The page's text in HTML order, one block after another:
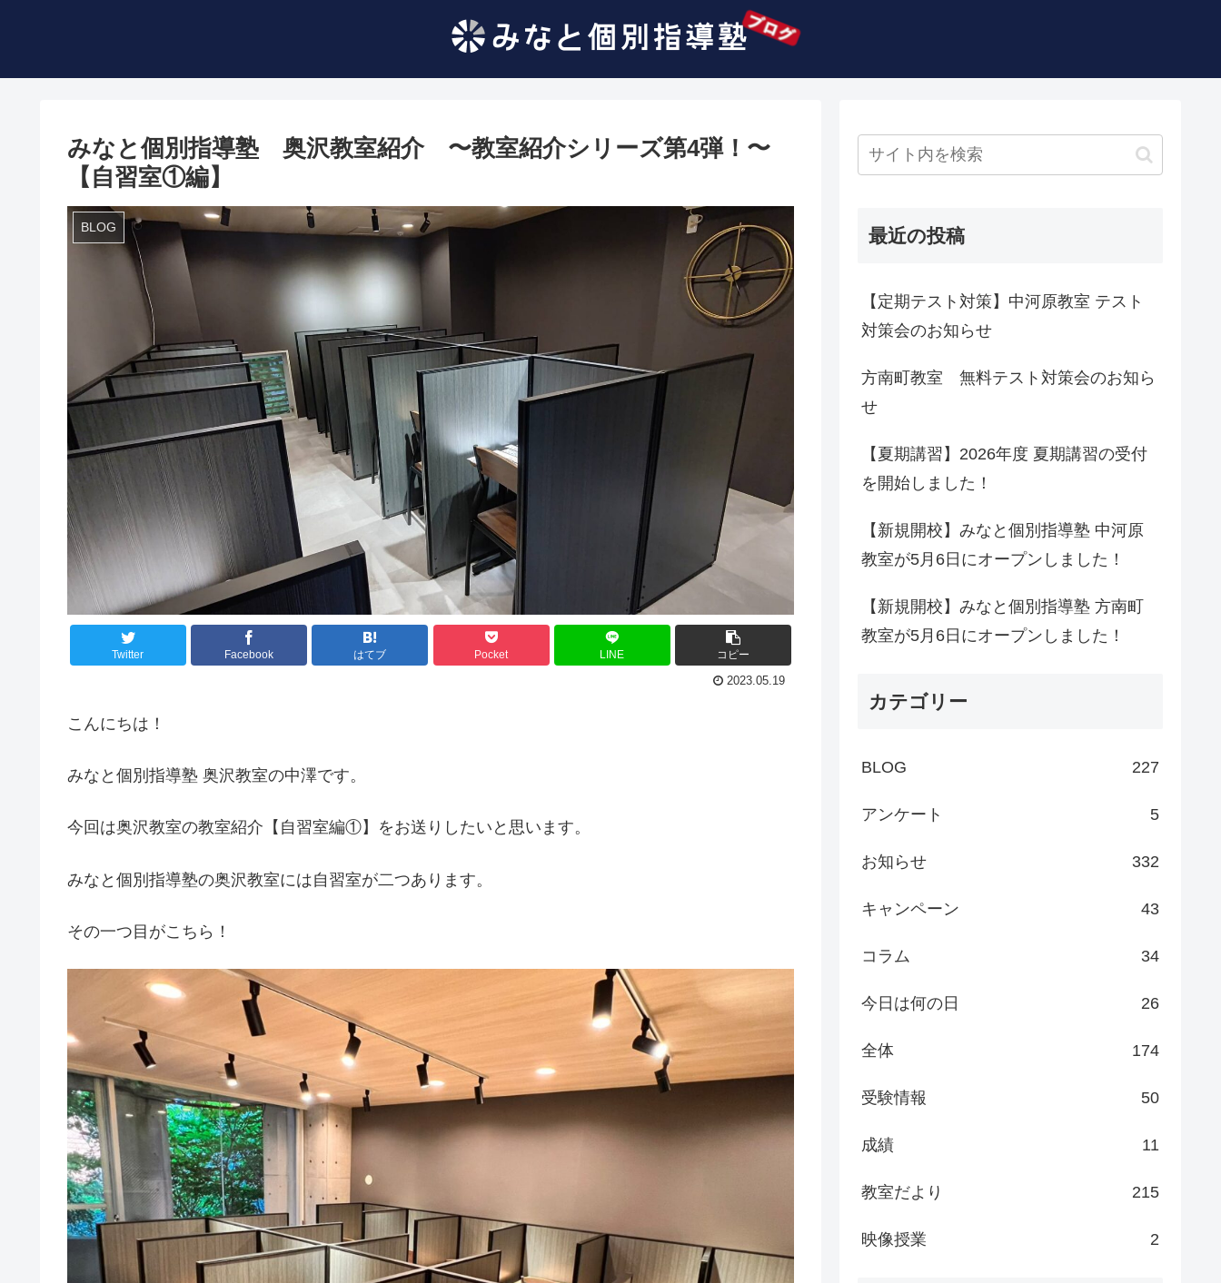
みなと個別指導塾 奥沢教室紹介 〜教室紹介シリーズ第4弾！〜
【自習室①編】
BLOG
Twitter Facebook はてブ Pocket LINE コピー
2023.05.19
こんにちは！
みなと個別指導塾 奥沢教室の中澤です。
今回は奥沢教室の教室紹介【自習室編①】をお送りしたいと思います。
みなと個別指導塾の奥沢教室には自習室が二つあります。
その一つ目がこちら！
最近の投稿
【定期テスト対策】中河原教室 テスト
対策会のお知らせ
方南町教室 無料テスト対策会のお知ら
せ
【夏期講習】2026年度 夏期講習の受付
を開始しました！
【新規開校】みなと個別指導塾 中河原
教室が5月6日にオープンしました！
【新規開校】みなと個別指導塾 方南町
教室が5月6日にオープンしました！
カテゴリー
BLOG 227
アンケート 5
お知らせ 332
キャンペーン 43
コラム 34
今日は何の日 26
全体 174
受験情報 50
成績 11
教室だより 215
映像授業 2